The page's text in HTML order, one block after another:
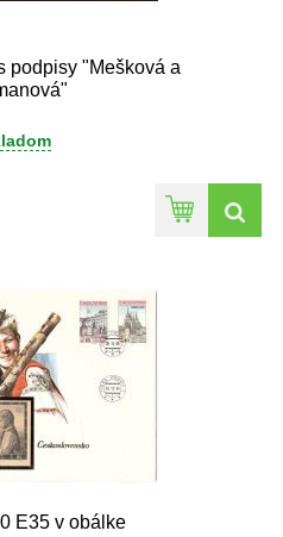
podpisy "Mešková a
E35 v obálke